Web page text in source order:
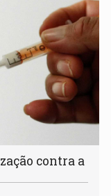
contra a